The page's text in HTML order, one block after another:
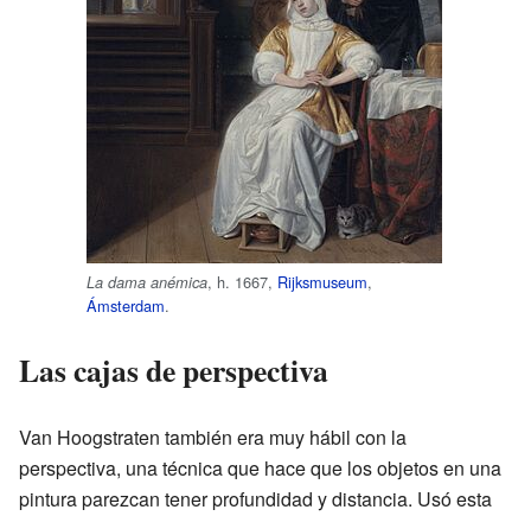
La dama anémica, h. 1667, Rijksmuseum,
Ámsterdam.
Las cajas de perspectiva
Van Hoogstraten también era muy hábil con la
perspectiva, una técnica que hace que los objetos en una
pintura parezcan tener profundidad y distancia. Usó esta